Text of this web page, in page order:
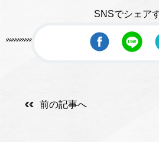
SNSでシェア
前の記事へ